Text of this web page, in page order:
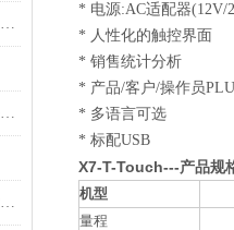
哪种品牌电子秤可以防止产品重复称重提示功能？
智能电子秤的工作原理及保养方法介绍
互联互通，智能生态——巨天智能电子秤打造智慧工厂新枢纽
* 电源:AC适配器
* 人性化的触控界面
* 销售统计分析
* 产品/客户/操作员
* 多语言可选
* 标配USB
X7-T-Touch---产品规
机型
量程